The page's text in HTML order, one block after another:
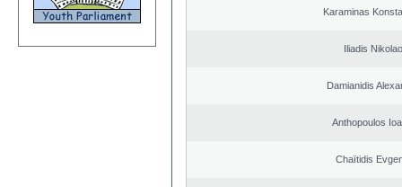
Karaminas
Iliadis
Damianidis
Anthopoulos
Chaïtidis